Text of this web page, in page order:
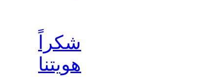
شكراً
هويتنا